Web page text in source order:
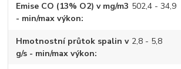
Emise CO (13% O2) v mg/m3
- min/max výkon
502,4 - 34,9
Hmotnostní průtok spalin v
g/s - min/max výkon
2,8 - 5,8